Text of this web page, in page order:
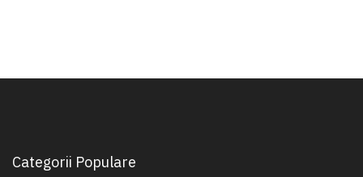
Categorii Populare